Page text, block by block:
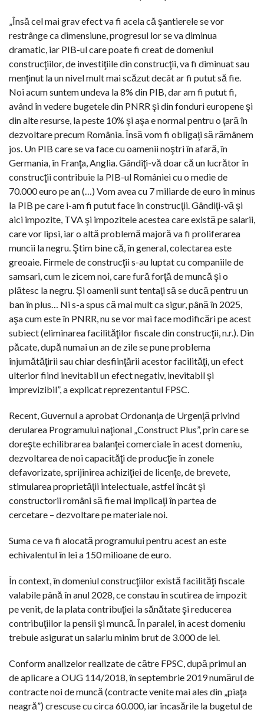
„Însă cel mai grav efect va fi acela că şantierele se vor
restrânge ca dimensiune, progresul lor se va diminua
dramatic, iar PIB-ul care poate fi creat de domeniul
construcţiilor, de investiţiile din construcţii, va fi diminuat sau
menţinut la un nivel mult mai scăzut decât ar fi putut să fie.
Noi acum suntem undeva la 8% din PIB, dar am fi putut fi,
având în vedere bugetele din PNRR şi din fonduri europene şi
din alte resurse, la peste 10% şi aşa e normal pentru o ţară în
dezvoltare precum România. Însă vom fi obligaţi să rămânem
jos. Un PIB care se va face cu oamenii noştri în afară, în
Germania, în Franţa, Anglia. Gândiţi-vă doar că un lucrător în
construcţii contribuie la PIB-ul României cu o medie de
70.000 euro pe an (…) Vom avea cu 7 miliarde de euro în minus
la PIB pe care i-am fi putut face în construcţii. Gândiţi-vă şi
aici impozite, TVA şi impozitele acestea care există pe salarii,
care vor lipsi, iar o altă problemă majoră va fi proliferarea
muncii la negru. Ştim bine că, în general, colectarea este
greoaie. Firmele de construcţii s-au luptat cu companiile de
samsari, cum le zicem noi, care fură forţă de muncă şi o
plătesc la negru. Şi oamenii sunt tentaţi să se ducă pentru un
ban în plus… Ni s-a spus că mai mult ca sigur, până în 2025,
aşa cum este în PNRR, nu se vor mai face modificări pe acest
subiect (eliminarea facilităţilor fiscale din construcţii, n.r.). Din
păcate, după numai un an de zile se pune problema
înjumătăţirii sau chiar desfiinţării acestor facilităţi, un efect
ulterior fiind inevitabil un efect negativ, inevitabil şi
imprevizibil”, a explicat reprezentantul FPSC.
Recent, Guvernul a aprobat Ordonanţa de Urgenţă privind
derularea Programului naţional „Construct Plus”, prin care se
doreşte echilibrarea balanţei comerciale în acest domeniu,
dezvoltarea de noi capacităţi de producţie în zonele
defavorizate, sprijinirea achiziţiei de licenţe, de brevete,
stimularea proprietăţii intelectuale, astfel încât şi
constructorii români să fie mai implicaţi în partea de
cercetare – dezvoltare pe materiale noi.
Suma ce va fi alocată programului pentru acest an este
echivalentul în lei a 150 milioane de euro.
În context, în domeniul construcţiilor există facilităţi fiscale
valabile până în anul 2028, ce constau în scutirea de impozit
pe venit, de la plata contribuţiei la sănătate şi reducerea
contribuţiilor la pensii şi muncă. În paralel, în acest domeniu
trebuie asigurat un salariu minim brut de 3.000 de lei.
Conform analizelor realizate de către FPSC, după primul an
de aplicare a OUG 114/2018, în septembrie 2019 numărul de
contracte noi de muncă (contracte venite mai ales din „piaţa
neagră”) crescuse cu circa 60.000, iar încasările la bugetul de